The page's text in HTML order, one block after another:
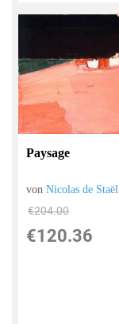
Paysage
vonNicolas de Staël
€204.00
€120.36